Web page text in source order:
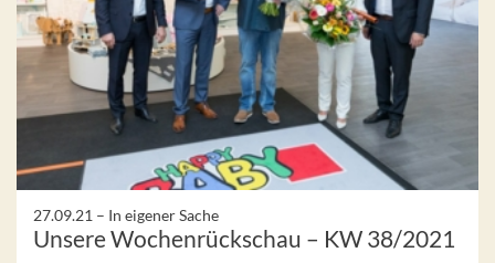
27.09.21 – In eigener Sache
Unsere Wochenrückschau – KW 38/2021